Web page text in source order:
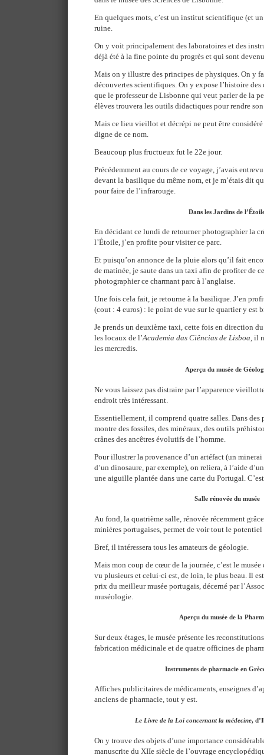
En quelques mots, c’est un institut scientifique (et
ruine.
On y voit principalement des laboratoires et des
déjà été à la fine pointe du progrès et qui sont
Mais on y illustre des principes de physiques. On y
découvertes scientifiques. On y expose l’histoire des
que le professeur de Lisbonne qui veut parler de la
élèves trouvera les outils didactiques pour rendre
Mais ce lieu vieillot et décrépi ne peut être
digne de ce nom.
Beaucoup plus fructueux fut le 22e jour.
Précédemment au cours de ce voyage, j’avais
devant la basilique du même nom, et je m’étais dit
pour faire de l’infrarouge.
Dans les Jardins de
En décidant ce lundi de retourner photographier la
l’Étoile, j’en profite pour visiter ce parc.
Et puisqu’on annonce de la pluie alors qu’il fait
de matinée, je saute dans un taxi afin de profiter de
photographier ce charmant parc à l’anglaise.
Une fois cela fait, je retourne à la basilique. J’en
(cout : 4 euros) : le point de vue sur le quartier y est
Je prends un deuxième taxi, cette fois en direction
les locaux de l’Academia das Ciências de Lisboa, il
les mercredis.
Aperçu du musée de
Ne vous laissez pas distraire par l’apparence
endroit très intéressant.
Essentiellement, il comprend quatre salles. Dans des
montre des fossiles, des minéraux, des outils
crânes des ancêtres évolutifs de l’homme.
Pour illustrer la provenance d’un artéfact (un
d’un dinosaure, par exemple), on reliera, à l’aide
une aiguille plantée dans une carte du Portugal.
Salle rénovée du musée
Au fond, la quatrième salle, rénovée récemment
minières portugaises, permet de voir tout le potentiel
Bref, il intéressera tous les amateurs de géologie.
Mais mon coup de cœur de la journée, c’est le musée
vu plusieurs et celui-ci est, de loin, le plus beau. Il
prix du meilleur musée portugais, décerné par
muséologie.
Aperçu du musée de la
Sur deux étages, le musée présente les
fabrication médicinale et de quatre officines de
Instruments de pharmacie en
Affiches publicitaires de médicaments, enseignes
anciens de pharmacie, tout y est.
Le Livre de la Loi concernant la médecine,
On y trouve des objets d’une importance
manuscrite du XIIe siècle de l’ouvrage